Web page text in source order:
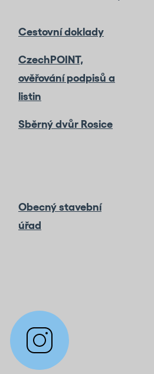
Cestovní doklady
CzechPOINT,
ověřování podpisů a
listin
Sběrný dvůr Rosice
Obecný stavební
úřad